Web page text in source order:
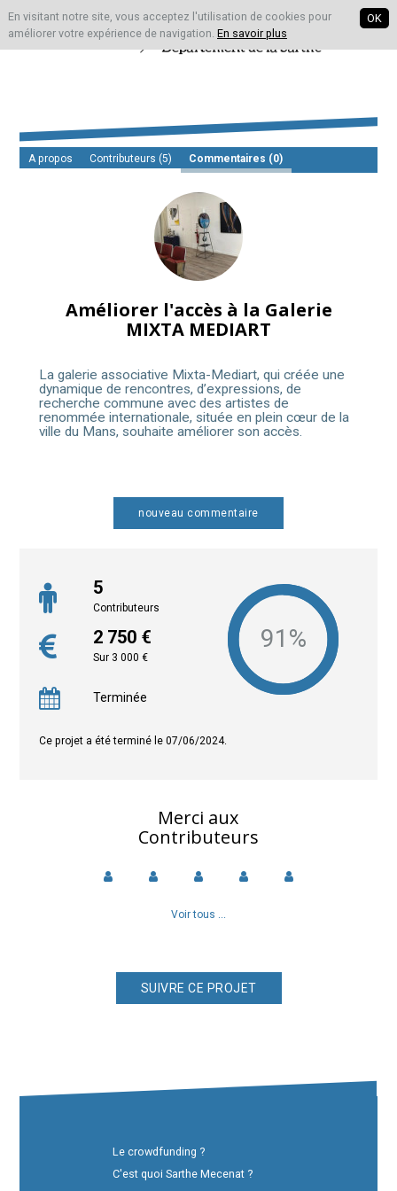
En visitant notre site, vous acceptez l'utilisation de cookies pour
améliorer votre expérience de navigation. En savoir plus
OK
A propos Contributeurs (5) Commentaires (0)
Améliorer l'accès à la Galerie
MIXTA MEDIART
La galerie associative Mixta-Mediart, qui créée une
dynamique de rencontres, d’expressions, de
recherche commune avec des artistes de
renommée internationale, située en plein cœur de la
ville du Mans, souhaite améliorer son accès.
nouveau commentaire
5
Contributeurs
2 750 €
Sur 3 000 €
Terminée
Ce projet a été terminé le 07/06/2024.
Merci aux
Contributeurs
Voir tous ...
Le crowdfunding ?
C'est quoi Sarthe Mecenat ?